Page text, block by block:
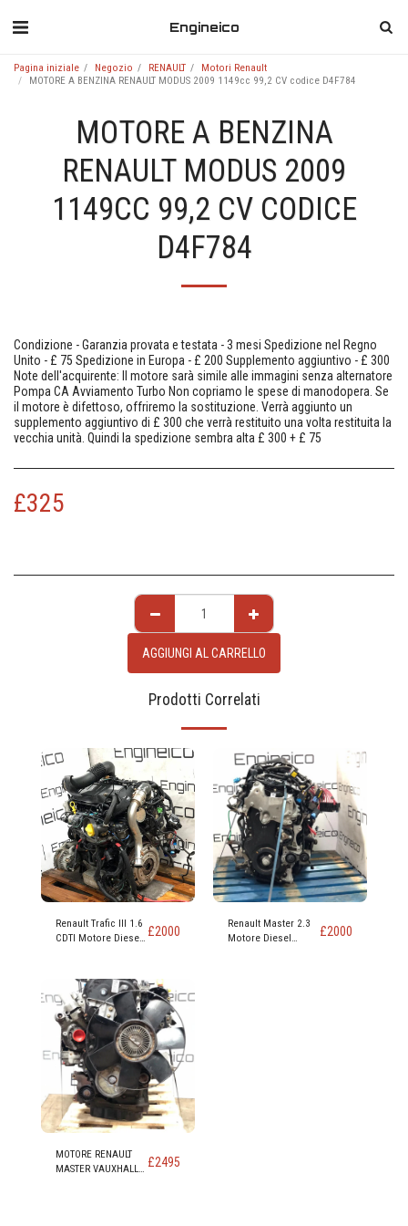
Engineico
Pagina iniziale Negozio RENAULT
Motori Renault
MOTORE A BENZINA RENAULT MODUS 2009 1149cc 99,2 CV codice D4F784
MOTORE A BENZINA
RENAULT MODUS 2009
1149CC 99,2 CV CODICE
D4F784
Condizione - Garanzia provata e testata - 3 mesi Spedizione nel Regno
Unito - £ 75 Spedizione in Europa - £ 200 Supplemento aggiuntivo - £ 300
Note dell'acquirente: Il motore sarà simile alle immagini senza alternatore
Pompa CA Avviamento Turbo Non copriamo le spese di manodopera. Se
il motore è difettoso, offriremo la sostituzione. Verrà aggiunto un
supplemento aggiuntivo di £ 300 che verrà restituito una volta restituita la
vecchia unità. Quindi la spedizione sembra alta £ 300 + £ 75
£325
AGGIUNGI AL CARRELLO
Prodotti Correlati
Renault Trafic III 1.6
CDTI Motore Diesel
£2000
Renault Master 2.3
Motore Diesel
£2000
MOTORE RENAULT
MASTER VAUXHALL
£2495